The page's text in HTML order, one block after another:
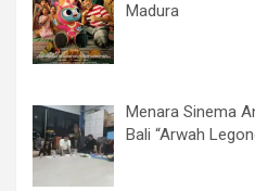
Madura
Menara Sinema
Bali “Arwah